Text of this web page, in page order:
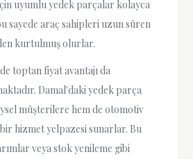
uyumlu yedek parçalar kolayca
sayede araç sahipleri uzun süren
kurtulmuş olurlar.
toptan fiyat avantajı da
Damal'daki yedek parça
müşterilere hem de otomotiv
hizmet yelpazesi sunarlar. Bu
veya stok yenileme gibi